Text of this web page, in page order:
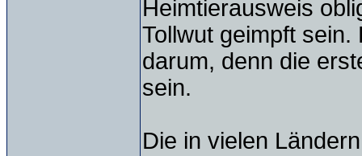
Heimtierausweis
Tollwut geimpft
darum, denn die
sein.
Die in vielen